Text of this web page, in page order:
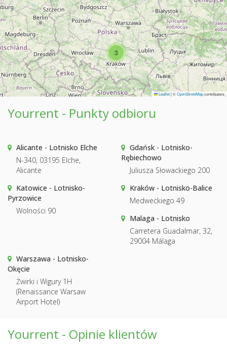
3
Leaflet|©OpenStreetMapcontributors
Yourrent - Punkty odbioru
Alicante - Lotnisko Elche
N-340, 03195 Elche,
Alicante
Gdańsk - Lotnisko-
Rębiechowo
Juliusza Słowackiego 200
Katowice - Lotnisko-
Pyrzowice
Wolności 90
Kraków - Lotnisko-Balice
Medweckiego 49
Malaga - Lotnisko
Carretera Guadalmar, 32,
29004 Málaga
Warszawa - Lotnisko-
Okęcie
Żwirki i Wigury 1H
(Renaissance Warsaw
Airport Hotel)
Yourrent - Opinie klientów